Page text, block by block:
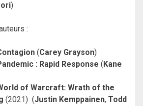
)
:
(Carey Grayson)
: Rapid Response ( Kane
of Warcraft: Wrath of the
(2021) (Justin Kemppainen, Todd